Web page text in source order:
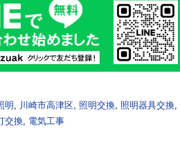
明 川崎市高津区 照明交換 照明器具交換
交換 電気工事